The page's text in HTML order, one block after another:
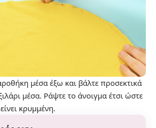
μέσα έξω και βάλτε προσεκτικά
μέσα. Ράψτε το άνοιγμα έτσι ώστε
κρυμμένη.